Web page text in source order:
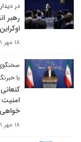
در
رهبر
۱۸ مهر ۱۴۰۱
با
امنیت
۱۸ مهر ۱۴۰۱